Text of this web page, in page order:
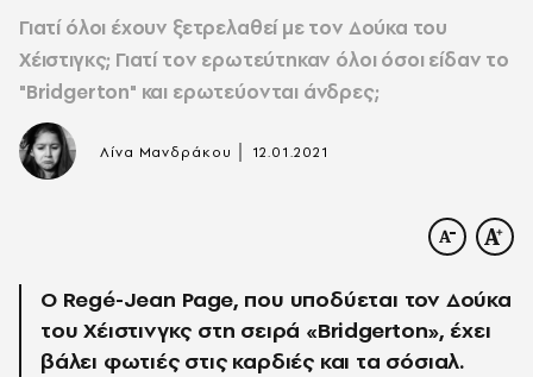
Γιατί όλοι έχουν ξετρελαθεί με τον Δούκα του
Χέιστιγκς; Γιατί τον ερωτεύτηκαν όλοι όσοι είδαν το
"Bridgerton" και ερωτεύονται άνδρες;
Λίνα Μανδράκου 12.01.2021
Ο Regé-Jean Page, που υποδύεται τον Δούκα
του Χέιστινγκς στη σειρά «Bridgerton», έχει
βάλει φωτιές στις καρδιές και τα σόσιαλ.